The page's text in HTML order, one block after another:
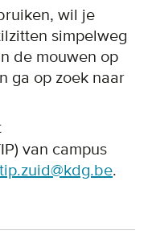
wil je
simpelweg
de mouwen op
ga op zoek naar
van campus
.